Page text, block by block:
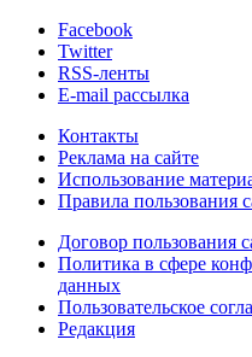
Facebook
Twitter
RSS-ленты
E-mail рассылка
Контакты
Реклама на сайте
Использование
Правила пользования
Договор пользования
Политика в сфере
данных
Пользовательское
Редакция